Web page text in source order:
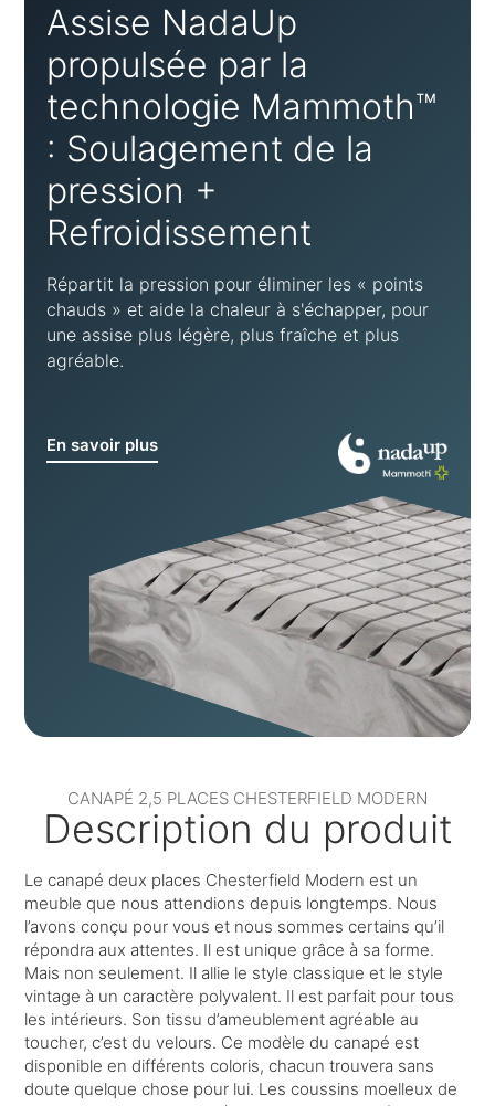
Assise NadaUp
propulsée par la
technologie Mammoth™
: Soulagement de la
pression +
Refroidissement
Répartit la pression pour éliminer les « points
chauds » et aide la chaleur à s'échapper, pour
une assise plus légère, plus fraîche et plus
agréable.
En savoir plus
CANAPÉ 2,5 PLACES CHESTERFIELD MODERN
Description du produit
Le canapé deux places Chesterfield Modern est un
meuble que nous attendions depuis longtemps. Nous
l’avons conçu pour vous et nous sommes certains qu’il
répondra aux attentes. Il est unique grâce à sa forme.
Mais non seulement. Il allie le style classique et le style
vintage à un caractère polyvalent. Il est parfait pour tous
les intérieurs. Son tissu d’ameublement agréable au
toucher, c’est du velours. Ce modèle du canapé est
disponible en différents coloris, chacun trouvera sans
doute quelque chose pour lui. Les coussins moelleux de